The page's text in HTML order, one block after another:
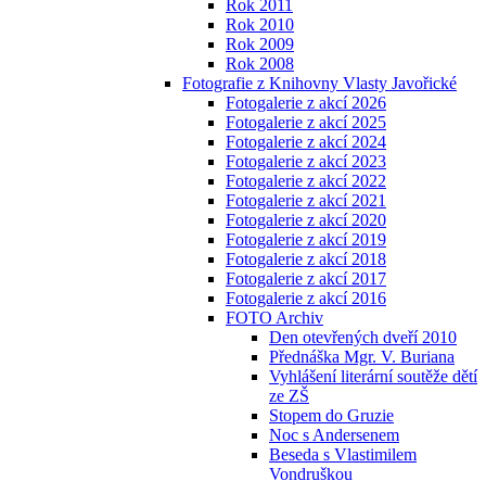
Rok 2011
Rok 2010
Rok 2009
Rok 2008
Fotografie z Knihovny Vlasty Javořické
Fotogalerie z akcí 2026
Fotogalerie z akcí 2025
Fotogalerie z akcí 2024
Fotogalerie z akcí 2023
Fotogalerie z akcí 2022
Fotogalerie z akcí 2021
Fotogalerie z akcí 2020
Fotogalerie z akcí 2019
Fotogalerie z akcí 2018
Fotogalerie z akcí 2017
Fotogalerie z akcí 2016
FOTO Archiv
Den otevřených dveří 2010
Přednáška Mgr. V. Buriana
Vyhlášení literární soutěže dětí
ze ZŠ
Stopem do Gruzie
Noc s Andersenem
Beseda s Vlastimilem
Vondruškou